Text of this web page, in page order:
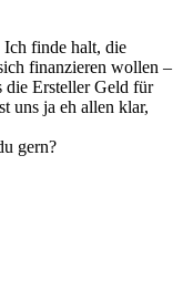
Ich finde halt, die
finanzieren wollen –
die Ersteller Geld für
uns ja eh allen klar,
gern?